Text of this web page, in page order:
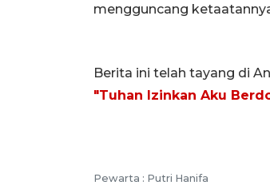
mengguncang
Berita ini telah tayang di
"Tuhan Izinkan Aku
Pewarta : Putri Hanifa